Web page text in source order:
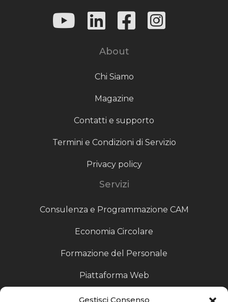
Gestisci Consenso
About
Chi Siamo
Magazine
Contatti e supporto
Termini e Condizioni di Servizio
Privacy policy
Servizi
Consulenza e Programmazione CAM
Economia Circolare
Formazione del Personale
Piattaforma Web
Scouting fornitori